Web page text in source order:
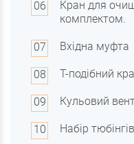
Кран для
комплектом.
Вхідна муфта
Т-подібний
Кульовий
Набір